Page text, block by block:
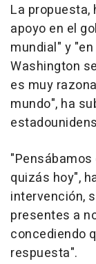
La propuesta,
apoyo en el
mundial" y
Washington
es muy
mundo", ha
quizás hoy",
intervención,
presentes a
concediendo
respuesta".